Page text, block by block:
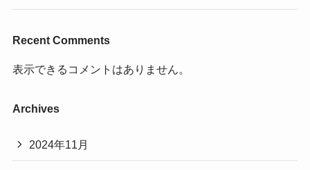
Recent Comments
表示できるコメントはありません。
Archives
2024年11月